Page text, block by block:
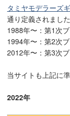
タミヤモデラーズ
通り定義されました
1988年〜：第1次
1994年〜：第2次
2012年〜：第3次
当サイトも上記に
2022年